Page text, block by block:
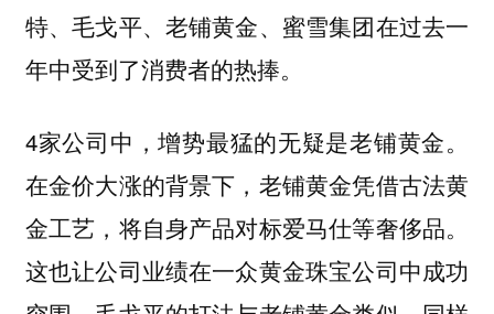
特、毛戈平、老铺黄金、蜜雪集团在过去一
年中受到了消费者的热捧。
4家公司中，增势最猛的无疑是老铺黄金。
在金价大涨的背景下，老铺黄金凭借古法黄
金工艺，将自身产品对标爱马仕等奢侈品。
这也让公司业绩在一众黄金珠宝公司中成功